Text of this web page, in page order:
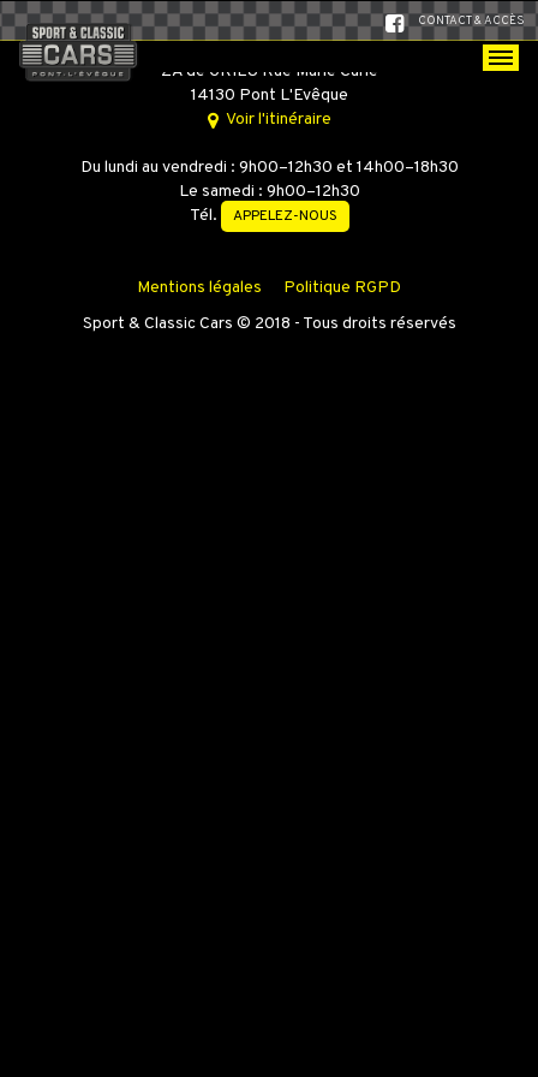
CONTACT & ACCÈS
SPORT & CLASSIC CARS
ZA de GRIEU Rue Marie Curie
14130 Pont L'Evêque
Voir l'itinéraire
Du lundi au vendredi : 9h00–12h30 et 14h00–18h30
Le samedi : 9h00–12h30
Tél.
APPELEZ-NOUS
Mentions légales
Politique RGPD
Sport & Classic Cars © 2018 - Tous droits réservés